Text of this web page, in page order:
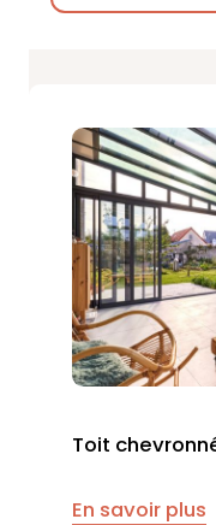
Toit
En savoir plus